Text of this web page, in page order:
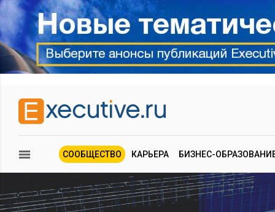
СООБЩЕСТВО КАРЬЕРА БИЗНЕС-